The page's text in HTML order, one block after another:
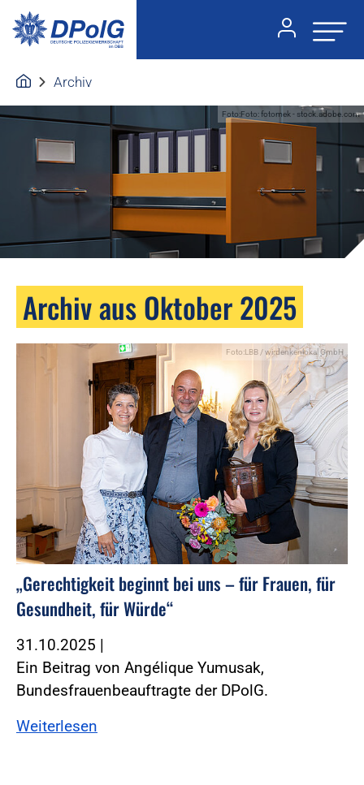
Archiv
Foto:Foto: fotomek - stock.adobe.com
Archiv aus Oktober 2025
Foto:LBB / wirdenkenlokal GmbH
„Gerechtigkeit beginnt bei uns – für Frauen, für
Gesundheit, für Würde“
31.10.2025 |
Ein Beitrag von Angélique Yumusak,
Bundesfrauenbeauftragte der DPolG.
Weiterlesen